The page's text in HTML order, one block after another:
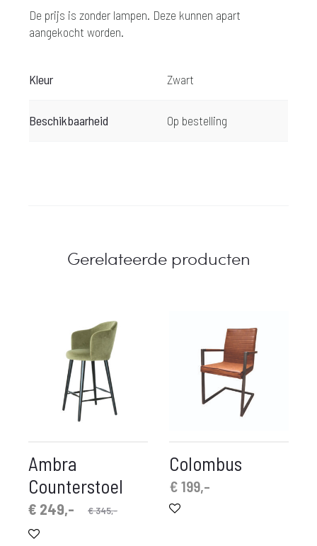
De prijs is zonder lampen. Deze kunnen apart
aangekocht worden.
Kleur Zwart
Beschikbaarheid Op bestelling
Gerelateerde producten
Ambra
Counterstoel
€345,-
€ 249,-
prijs
Colombus
€199,-